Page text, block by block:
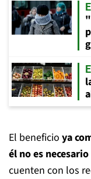
El beneficio ya
él no es
cuenten con los